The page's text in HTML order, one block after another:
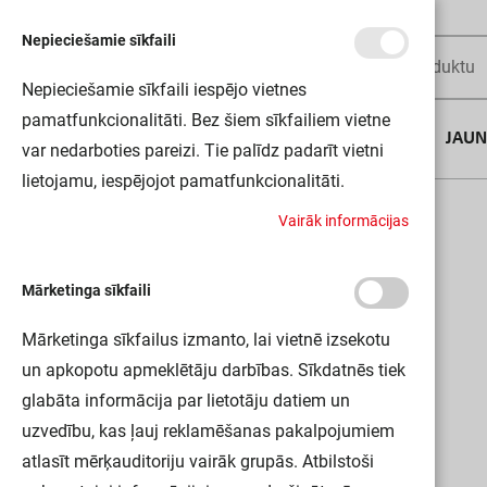
CABINET LED PANEL 30X10 LEDV
Nepieciešamie sīkfaili
Nepieciešamie sīkfaili iespējo vietnes
pamatfunkcionalitāti. Bez šiem sīkfailiem vietne
var nedarboties pareizi. Tie palīdz padarīt vietni
lietojamu, iespējojot pamatfunkcionalitāti.
Vairāk informācijas
Mārketinga sīkfaili
Mārketinga sīkfailus izmanto, lai vietnē izsekotu
un apkopotu apmeklētāju darbības. Sīkdatnēs tiek
glabāta informācija par lietotāju datiem un
uzvedību, kas ļauj reklamēšanas pakalpojumiem
atlasīt mērķauditoriju vairāk grupās. Atbilstoši